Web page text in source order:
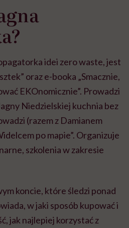
idei zero waste, jest
oraz e-booka „Smacznie,
EKOnomicznie”. Prowadzi
Niedzielskiej kuchnia bez
(razem z Damianem
po mapie”. Organizuje
szkolenia w zakresie
koncie, które śledzi ponad
w jaki sposób kupować i
jak najlepiej korzystać z